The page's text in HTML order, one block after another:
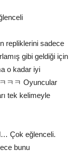
repliklerini sadece
gibi geldiği için
o kadar iyi
ㅋㅋ Oyuncular
tek kelimeyle
Çok eğlenceli.
bunu